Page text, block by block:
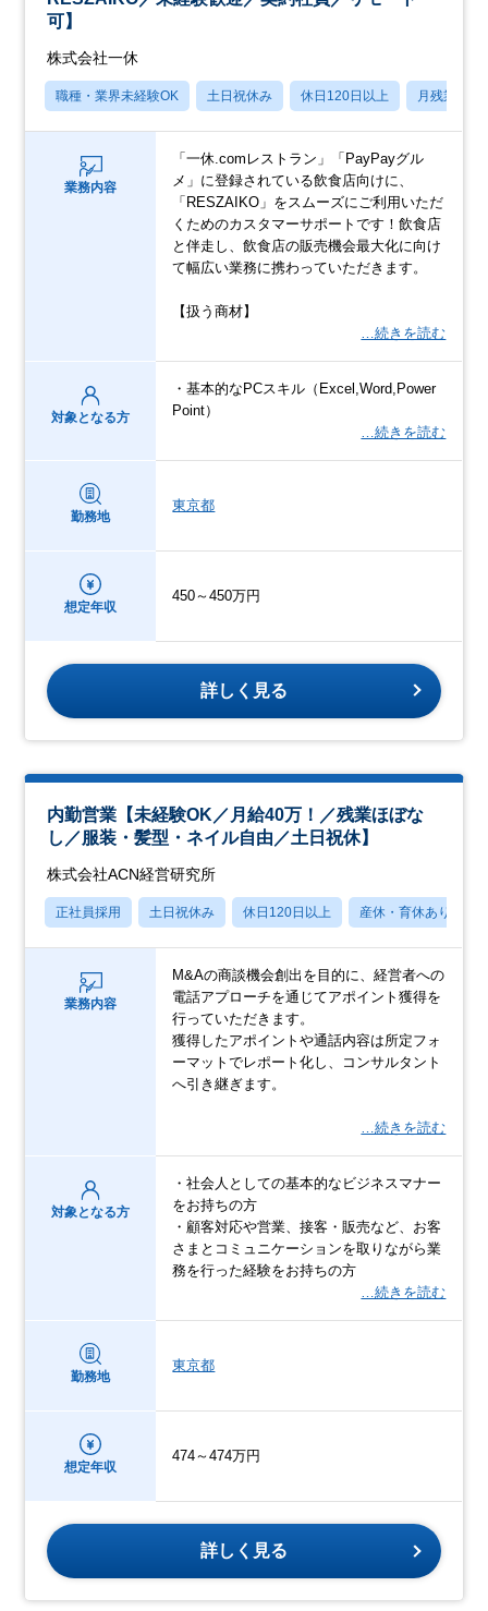
可】
株式会社一休
職種・業界未経験OK 土日祝休み 休日120日以上 月残業20
業務内容
「一休.comレストラン」「PayPayグル
メ」に登録されている飲食店向けに、
「RESZAIKO」をスムーズにご利用いただ
くためのカスタマーサポートです！飲食店
と伴走し、飲食店の販売機会最大化に向け
て幅広い業務に携わっていただきます。
【扱う商材】
…続きを読む
対象となる方
・基本的なPCスキル（Excel,Word,Power
Point）
…続きを読む
勤務地
東京都
想定年収
450～450万円
詳しく見る
内勤営業【未経験OK／月給40万！／残業ほぼな
し／服装・髪型・ネイル自由／土日祝休】
株式会社ACN経営研究所
正社員採用 土日祝休み 休日120日以上 産休・育休あり
業務内容
M&Aの商談機会創出を目的に、経営者への
電話アプローチを通じてアポイント獲得を
行っていただきます。
獲得したアポイントや通話内容は所定フォ
ーマットでレポート化し、コンサルタント
へ引き継ぎます。
…続きを読む
対象となる方
・社会人としての基本的なビジネスマナー
をお持ちの方
・顧客対応や営業、接客・販売など、お客
さまとコミュニケーションを取りながら業
務を行った経験をお持ちの方
…続きを読む
勤務地
東京都
想定年収
474～474万円
詳しく見る